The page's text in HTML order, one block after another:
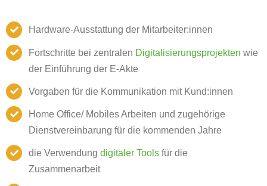
Hardware-Ausstattung der Mitarbeiter:innen
Fortschritte bei zentralen Digitalisierungsprojekten wie
der Einführung der E-Akte
Vorgaben für die Kommunikation mit Kund:innen
Home Office/ Mobiles Arbeiten und zugehörige
Dienstvereinbarung für die kommenden Jahre
die Verwendungdigitaler Tools für die
Zusammenarbeit